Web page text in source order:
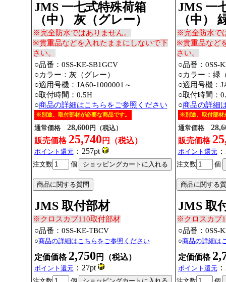
JMS 一七式特殊荷箱
（中） 灰（グレー）
※完全防水ではありません。
※貴重品などを入れたままにしないで下
さい。
○品番： 0SS-KE-SB1GCV
○カラー：灰（グレー）
○適用号機：JA60-1000001～
○取付時間：0.5H
○商品の詳細はこちらをご参照ください
※別途、取付部材が必要な商品です。
通常価格 28,600円（税込）
販売価格 25,740 円（税込）
ポイント還元：257pt
注文数 個
JMS 取付部材
※クロスカブ110取付部材
○品番：0SS-KE-TBCV
○商品の詳細はこちらをご参照ください
定価価格 2,750 円（税込）
ポイント還元：27pt
JMS 一
（中）
※完全防水で
※貴重品など
さい。
○品番： 0SS-
○カラー：緑
○適用号機：
○取付時間：
○商品の詳細
※別途、取付部材
通常価格
販売価格
ポイント還元
注文数 個
JMS 取
※クロスカブ
○品番：0SS-
○商品の詳細は
定価価格
ポイント還元